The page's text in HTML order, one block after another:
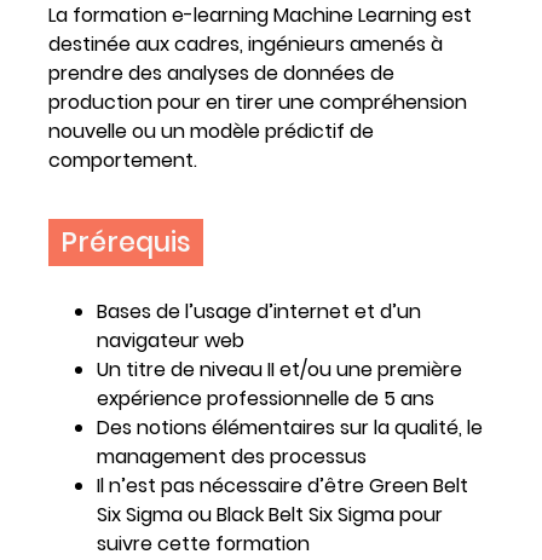
La formation e-learning Machine Learning est
destinée aux cadres, ingénieurs amenés à
prendre des analyses de données de
production pour en tirer une compréhension
nouvelle ou un modèle prédictif de
comportement.
Prérequis
Bases de l’usage d’internet et d’un
navigateur web
Un titre de niveau II et/ou une première
expérience professionnelle de 5 ans
Des notions élémentaires sur la qualité, le
management des processus
Il n’est pas nécessaire d’être Green Belt
Six Sigma ou Black Belt Six Sigma pour
suivre cette formation